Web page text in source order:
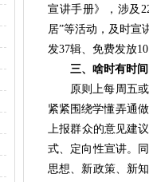
宣讲手册》，涉及
居”等活动，及时宣
发37辑、免费发放
三、啥时有时间
原则上每周五或
紧紧围绕学懂弄通
上报群众的意见建
式、定向性宣讲。
思想、新政策、新